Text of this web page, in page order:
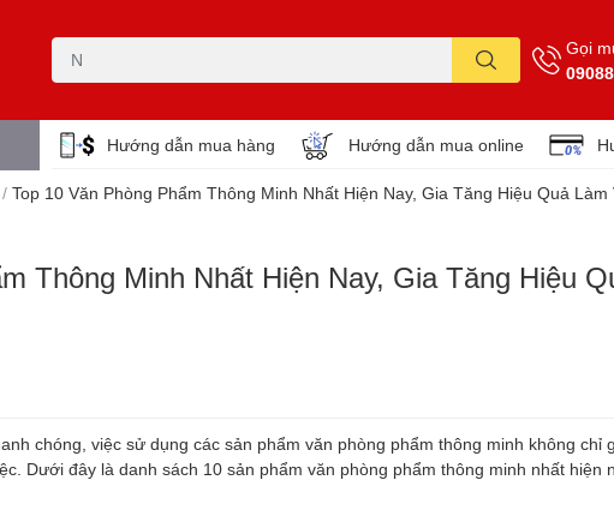
Gọi
Hướng dẫn mua hàng Hướng dẫn mua online
/ Top 10 Văn Phòng Phẩm Thông Minh Nhất Hiện Nay, Gia Tăng Hiệu Quả Làm
Thông Minh Nhất Hiện Nay, Gia Tăng Hiệu
chóng, việc sử dụng các sản phẩm văn phòng phẩm thông minh không chỉ
Dưới đây là danh sách 10 sản phẩm văn phòng phẩm thông minh nhất hiện